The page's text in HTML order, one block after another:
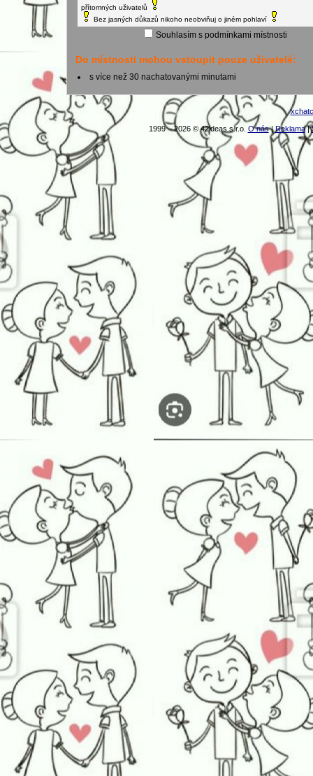
přítomných uživatelů
Bez jasných důkazů nikoho neobviňuj o jiném pohlaví
Souhlasím s podmínkami místnosti
Do místnosti mohou vstoupit pouze uživatelé:
s více než 30 nachatovanými minutami
1999 – 2026 © 42ideas s.r.o. O nás|Reklama|